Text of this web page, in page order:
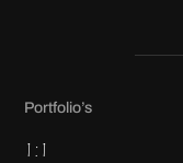
Portfolio’s
1:1